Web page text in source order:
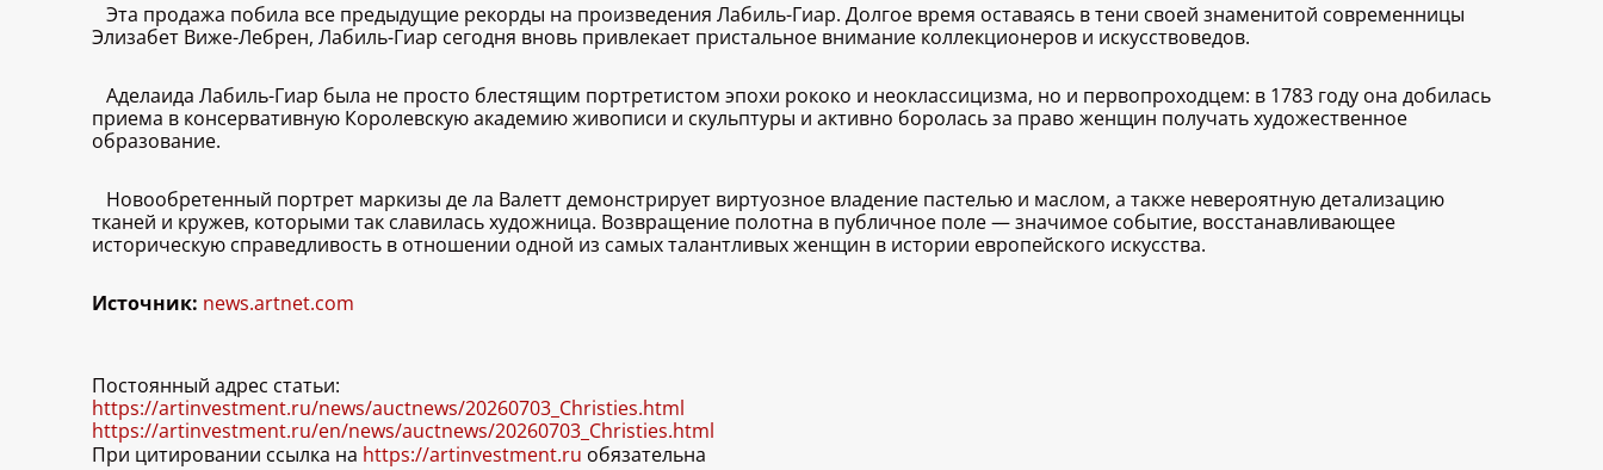
Эта продажа побила все предыдущие рекорды на произведения Лабиль-Гиар. Долгое время оставаясь в тени своей знаменитой современницы
Элизабет Виже-Лебрен, Лабиль-Гиар сегодня вновь привлекает пристальное внимание коллекционеров и искусствоведов.
Аделаида Лабиль-Гиар была не просто блестящим портретистом эпохи рококо и неоклассицизма, но и первопроходцем: в 1783 году она добилась
приема в консервативную Королевскую академию живописи и скульптуры и активно боролась за право женщин получать художественное
образование.
Новообретенный портрет маркизы де ла Валетт демонстрирует виртуозное владение пастелью и маслом, а также невероятную детализацию
тканей и кружев, которыми так славилась художница. Возвращение полотна в публичное поле — значимое событие, восстанавливающее
историческую справедливость в отношении одной из самых талантливых женщин в истории европейского искусства.
Источник: news.artnet.com
Постоянный адрес статьи:
https://artinvestment.ru/news/auctnews/20260703_Christies.html
https://artinvestment.ru/en/news/auctnews/20260703_Christies.html
При цитировании ссылка на https://artinvestment.ru обязательна